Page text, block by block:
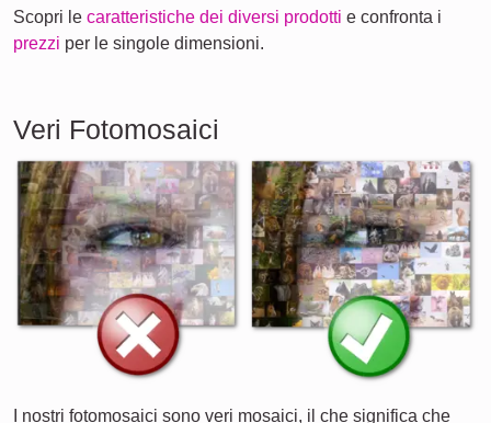
Scopri le caratteristiche dei diversi prodotti e confronta i
prezzi per le singole dimensioni.
Veri Fotomosaici
I nostri fotomosaici sono veri mosaici, il che significa che